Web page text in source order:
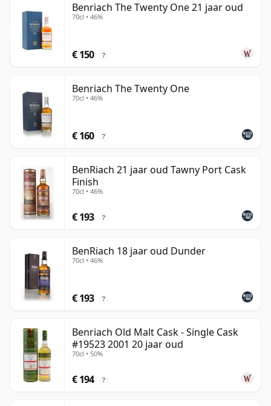
Benriach The Twenty One 21 jaar oud
70cl • 46%
€ 150 ?
Benriach The Twenty One
70cl • 46%
€ 160 ?
BenRiach 21 jaar oud Tawny Port Cask
Finish
70cl • 46%
€ 193 ?
BenRiach 18 jaar oud Dunder
70cl • 46%
€ 193 ?
Benriach Old Malt Cask - Single Cask
#19523 2001 20 jaar oud
70cl • 50%
€ 194 ?